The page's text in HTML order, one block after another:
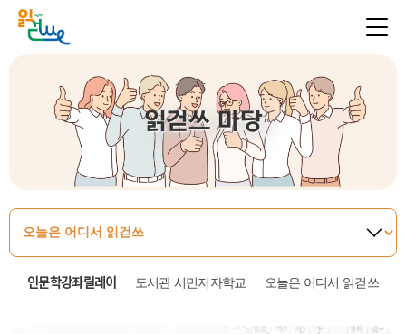
읽걷쓰 마당
인문학강좌릴레이 도서관 시민저자학교 오늘은 어디서 읽걷쓰